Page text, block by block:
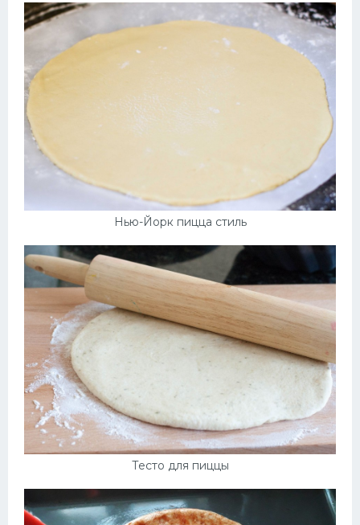
Нью-Йорк пицца стиль
Тесто для пиццы